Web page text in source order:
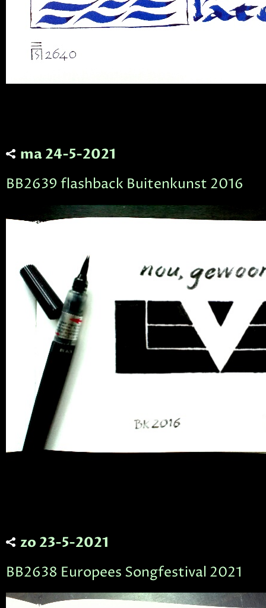
ma 24-5-2021
BB2639 flashback Buitenkunst 2016
zo 23-5-2021
BB2638 Europees Songfestival 2021